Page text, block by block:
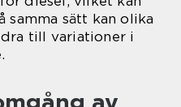
samma sätt kan olika
till variationer i